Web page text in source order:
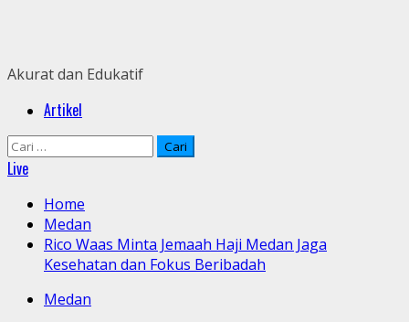
Akurat dan Edukatif
PrimaryArtikel
Cari
untuk:
Live
Home
Medan
Rico Waas Minta Jemaah Haji Medan Jaga
Kesehatan dan Fokus Beribadah
Medan